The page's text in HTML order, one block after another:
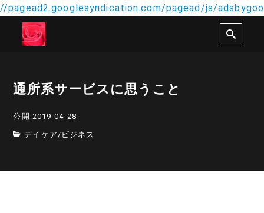
//pagead2.googlesyndication.com/pagead/js/
通所系サービスに思うこと
公開:2019-04-28
デイケア / ビジネス